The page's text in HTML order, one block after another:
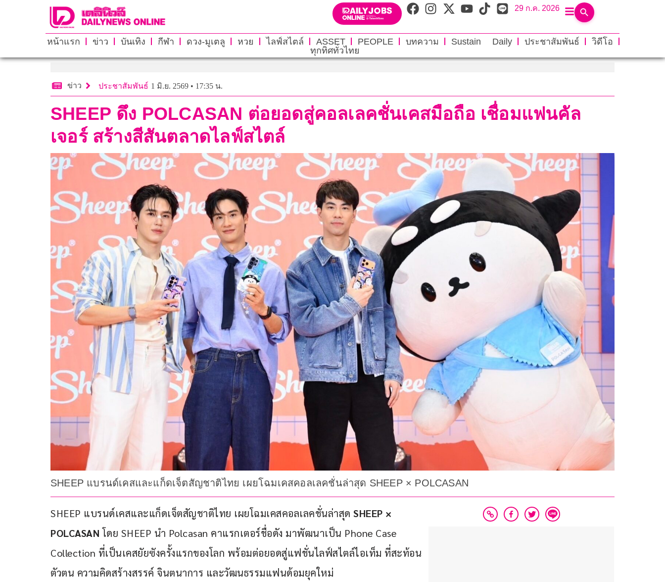
29 ก.ค. 2026
หน้าแรก ข่าว บันเทิง กีฬา ดวง-มูเตลู หวย ไลฟ์สไตล์ ASSET PEOPLE บทความ Sustain Daily ประชาสัมพันธ์
วิดีโอ
ทุกทิศทั่วไทย
ข่าว ประชาสัมพันธ์ 1 มิ.ย. 2569 • 17:35 น.
SHEEP ดึง POLCASAN ต่อยอดสู่คอลเลคชั่นเคสมือถือ เชื่อมแฟนคัล
เจอร์ สร้างสีสันตลาดไลฟ์สไตล์
SHEEP แบรนด์เคสและแก็ดเจ็ตสัญชาติไทย เผยโฉมเคสคอลเลคชั่นล่าสุด SHEEP × POLCASAN
SHEEP แบรนด์เคสและแก็ดเจ็ตสัญชาติไทย เผยโฉมเคสคอลเลคชั่นล่าสุด SHEEP ×
POLCASAN โดย SHEEP นำ Polcasan คาแรกเตอร์ชื่อดัง มาพัฒนาเป็น Phone Case
Collection ที่เป็นเคสยัยซังครั้งแรกของโลก พร้อมต่อยอดสู่แฟชั่นไลฟ์สไตล์ไอเท็ม ที่สะท้อน
ตัวตน ความคิดสร้างสรรค์ จินตนาการ และวัฒนธรรมแฟนด้อมยุคใหม่